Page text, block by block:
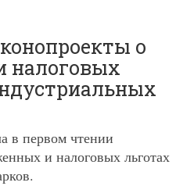
о
налоговых
в первом чтении
и налоговых льготах